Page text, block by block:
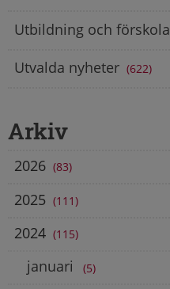
Utbildning och förskola
Utvalda nyheter 622
Arkiv
2026 83
2025 111
2024 115
januari 5